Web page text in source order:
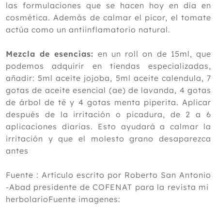
las formulaciones que se hacen hoy en día en
cosmética. Además de calmar el picor, el tomate
actúa como un antiinflamatorio natural.
Mezcla de esencias: en un roll on de 15ml, que
podemos adquirir en tiendas especializadas,
añadir: 5ml aceite jojoba, 5ml aceite calendula, 7
gotas de aceite esencial (ae) de lavanda, 4 gotas
de árbol de té y 4 gotas menta piperita. Aplicar
después de la irritación o picadura, de 2 a 6
aplicaciones diarias. Esto ayudará a calmar la
irritación y que el molesto grano desaparezca
antes
Fuente : Artículo escrito por Roberto San Antonio
-Abad presidente de COFENAT para la revista mi
herbolarioFuente imagenes: